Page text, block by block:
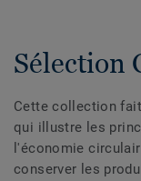
Sélection
Cette collection
qui illustre les
l'économie
conserver les